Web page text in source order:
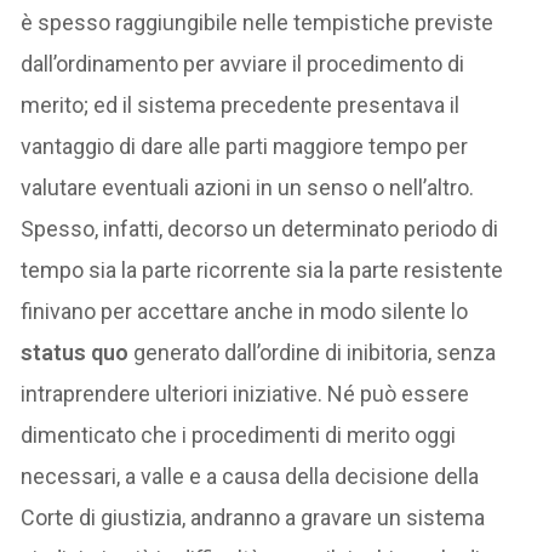
è spesso raggiungibile nelle tempistiche previste
dall’ordinamento per avviare il procedimento di
merito; ed il sistema precedente presentava il
vantaggio di dare alle parti maggiore tempo per
valutare eventuali azioni in un senso o nell’altro.
Spesso, infatti, decorso un determinato periodo di
tempo sia la parte ricorrente sia la parte resistente
finivano per accettare anche in modo silente lo
status quo generato dall’ordine di inibitoria, senza
intraprendere ulteriori iniziative. Né può essere
dimenticato che i procedimenti di merito oggi
necessari, a valle e a causa della decisione della
Corte di giustizia, andranno a gravare un sistema